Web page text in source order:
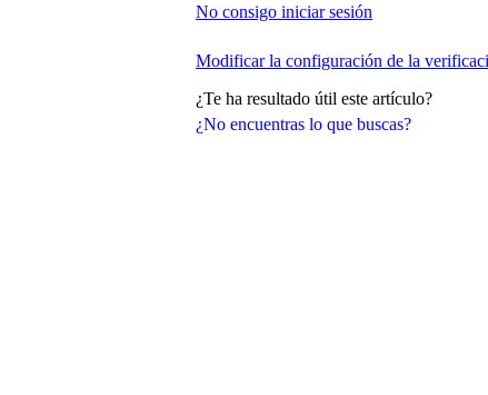
¿No encuentras lo que buscas?
No consigo iniciar sesión
Modificar la configuración de la
¿Te ha resultado útil este artículo?